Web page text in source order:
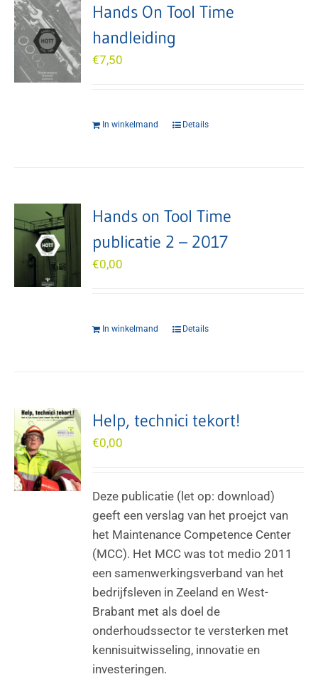
Hands On Tool Time
handleiding
€7,50
In winkelmand Details
Hands on Tool Time
publicatie 2 – 2017
€0,00
In winkelmand Details
Help, technici tekort!
€0,00
Deze publicatie (let op: download)
geeft een verslag van het proejct van
het Maintenance Competence Center
(MCC). Het MCC was tot medio 2011
een samenwerkingsverband van het
bedrijfsleven in Zeeland en West-
Brabant met als doel de
onderhoudssector te versterken met
kennisuitwisseling, innovatie en
investeringen.